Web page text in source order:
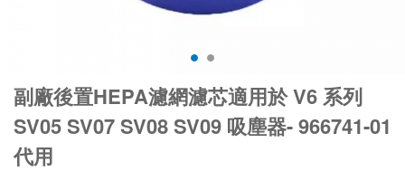
副廠後置HEPA濾網濾芯適用於 V6 系列
SV05 SV07 SV08 SV09 吸塵器- 966741-01
代用